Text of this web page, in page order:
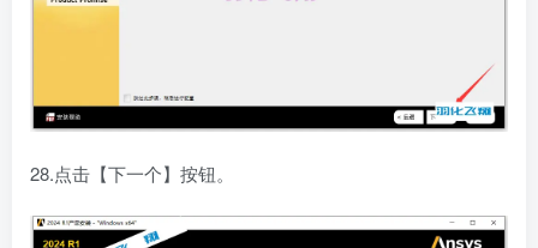
28.点击【下一个】按钮。